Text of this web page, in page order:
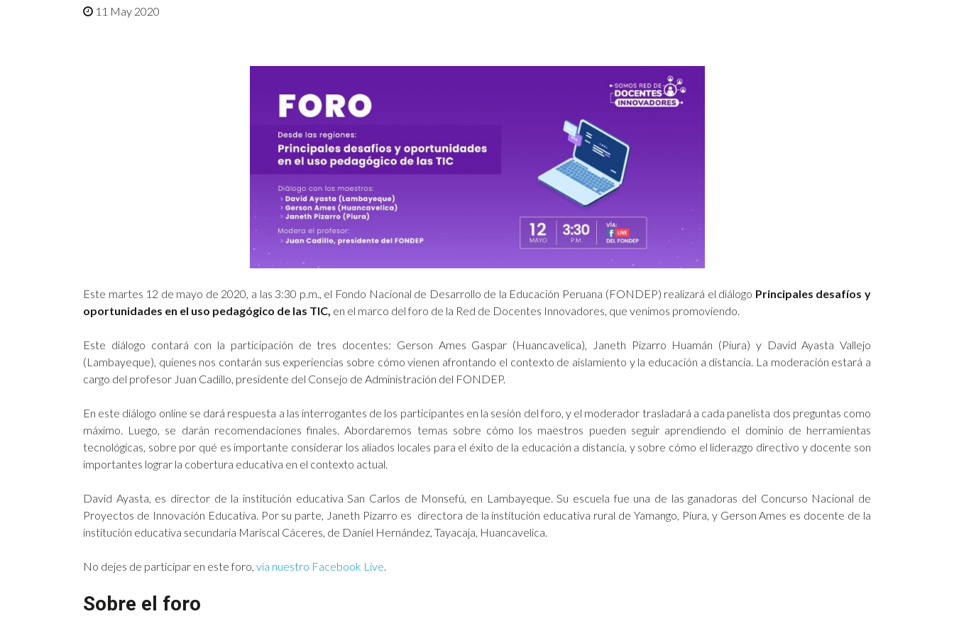
11 May 2020
Este martes 12 de mayo de 2020, a las 3:30 p.m., el Fondo Nacional de Desarrollo de la Educación Peruana (FONDEP) realizará el diálogo Principales desafíos y
oportunidades en el uso pedagógico de las TIC, en el marco del foro de la Red de Docentes Innovadores, que venimos promoviendo.
Este diálogo contará con la participación de tres docentes: Gerson Ames Gaspar (Huancavelica), Janeth Pizarro Huamán (Piura) y David Ayasta Vallejo
(Lambayeque), quienes nos contarán sus experiencias sobre cómo vienen afrontando el contexto de aislamiento y la educación a distancia. La moderación estará a
cargo del profesor Juan Cadillo, presidente del Consejo de Administración del FONDEP.
En este diálogo online se dará respuesta a las interrogantes de los participantes en la sesión del foro, y el moderador trasladará a cada panelista dos preguntas como
máximo. Luego, se darán recomendaciones finales. Abordaremos temas sobre cómo los maestros pueden seguir aprendiendo el dominio de herramientas
tecnológicas, sobre por qué es importante considerar los aliados locales para el éxito de la educación a distancia, y sobre cómo el liderazgo directivo y docente son
importantes lograr la cobertura educativa en el contexto actual.
David Ayasta, es director de la institución educativa San Carlos de Monsefú, en Lambayeque. Su escuela fue una de las ganadoras del Concurso Nacional de
Proyectos de Innovación Educativa. Por su parte, Janeth Pizarro es directora de la institución educativa rural de Yamango, Piura, y Gerson Ames es docente de la
institución educativa secundaria Mariscal Cáceres, de Daniel Hernández, Tayacaja, Huancavelica.
No dejes de participar en este foro, vía nuestro Facebook Live.
Sobre el foro